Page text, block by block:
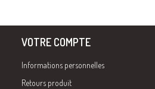
VOTRE COMPTE
Informations personnelles
Retours produit